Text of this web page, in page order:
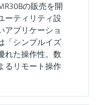
の販売を開
ーティリティ設
アプリケーショ
「シンプルイズ
れた操作性。数
るリモート操作